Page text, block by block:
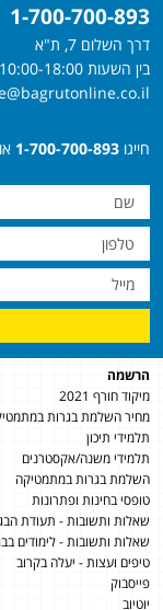
1-700-700-893
דרך השלום 7, ת"א
בין השעות 10:00-18:00
חייגו 1-700-700-893
הרשמה
מיקוד חורף 2021
מחיר השלמת בגרות במתמטיקה 5
תלמידי תיכון
תלמידי משנה/אקסטרנים
השלמת בגרות במתמטיקה
טופסי בחינות ופתרונות
שאלות ותשובות - תעודת
שאלות ותשובות - לימודים
טיפים ועצות - יעלה בקרוב
פייסבוק
יוטיוב